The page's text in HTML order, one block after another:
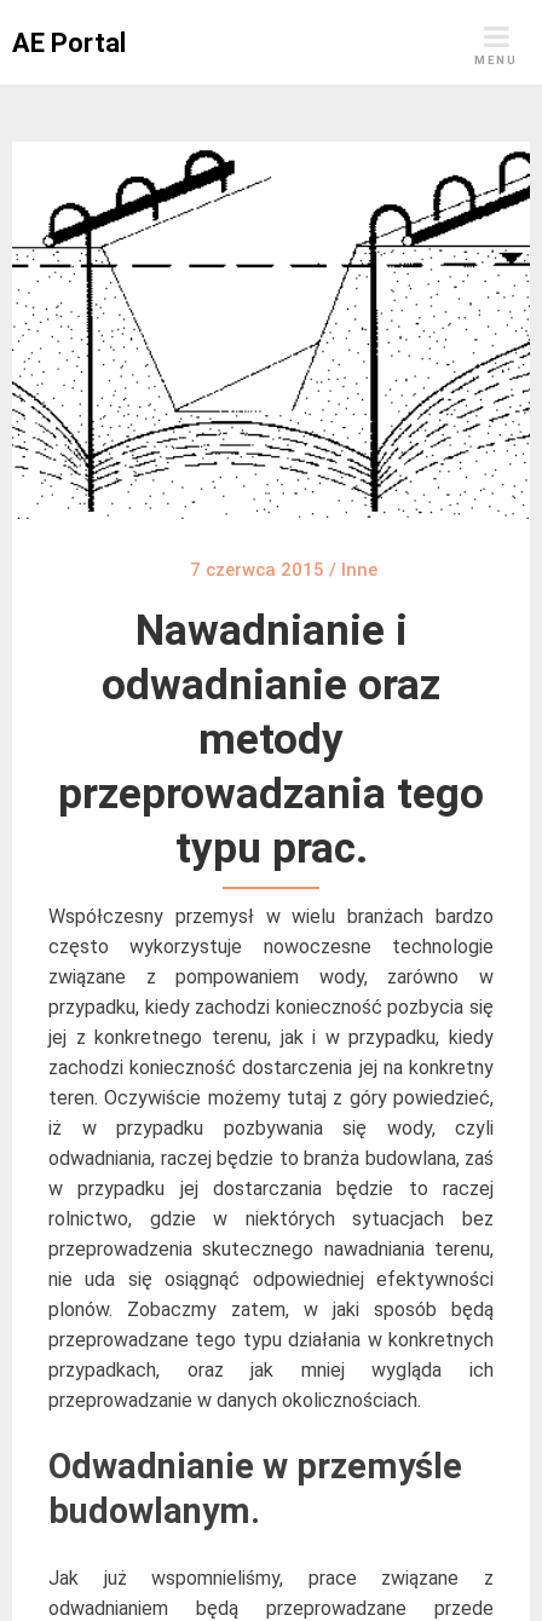
toAE Portal
MENU
7 czerwca 2015 / Inne
Nawadnianie i
odwadnianie oraz
metody
przeprowadzania tego
typu prac.
Współczesny przemysł w wielu branżach bardzo
często wykorzystuje nowoczesne technologie
związane z pompowaniem wody, zarówno w
przypadku, kiedy zachodzi konieczność pozbycia się
jej z konkretnego terenu, jak i w przypadku, kiedy
zachodzi konieczność dostarczenia jej na konkretny
teren. Oczywiście możemy tutaj z góry powiedzieć,
iż w przypadku pozbywania się wody, czyli
odwadniania, raczej będzie to branża budowlana, zaś
w przypadku jej dostarczania będzie to raczej
rolnictwo, gdzie w niektórych sytuacjach bez
przeprowadzenia skutecznego nawadniania terenu,
nie uda się osiągnąć odpowiedniej efektywności
plonów. Zobaczmy zatem, w jaki sposób będą
przeprowadzane tego typu działania w konkretnych
przypadkach, oraz jak mniej wygląda ich
przeprowadzanie w danych okolicznościach.
Odwadnianie w przemyśle
budowlanym.
Jak już wspomnieliśmy, prace związane z
odwadnianiem będą przeprowadzane przede